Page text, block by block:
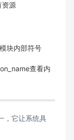
资源​
块内部符号​
查看内
，它让系统具